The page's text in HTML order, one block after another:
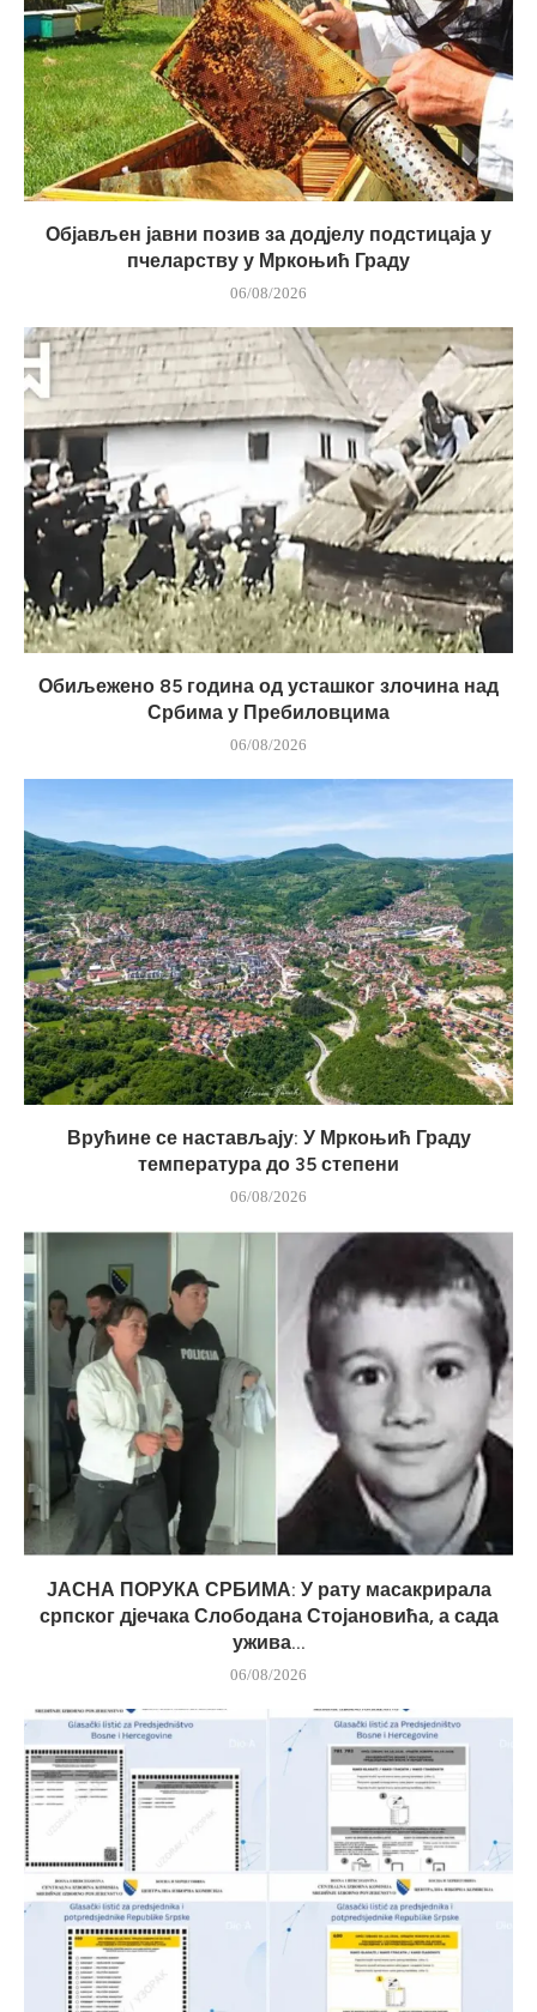
Објављен јавни позив за додјелу подстицаја у
пчеларству у Мркоњић Граду
06/08/2026
Обиљежено 85 година од усташког злочина над
Србима у Пребиловцима
06/08/2026
Врућине се настављају: У Мркоњић Граду
температура до 35 степени
06/08/2026
ЈАСНА ПОРУКА СРБИМА: У рату масакрирала
српског дјечака Слободана Стојановића, а сада
ужива...
06/08/2026